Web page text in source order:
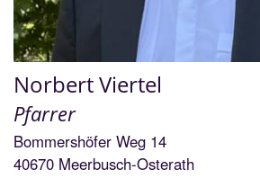
NorbertViertel
Pfarrer
Bommershöfer Weg 14
40670 Meerbusch-Osterath